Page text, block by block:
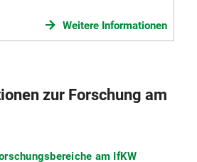
Weitere Informationen
zur Forschung am
am IfKW